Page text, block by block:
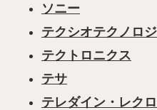
ソニー
テクシオテクノロ
テクトロニクス
テサ
テレダイン・レク